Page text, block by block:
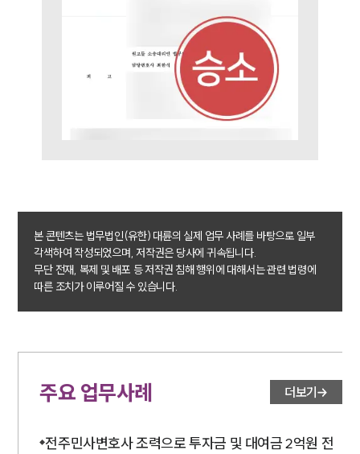
뉴스레터/브로슈어
세미나
대륜법률상담예약
대륜법률상담예약
본 콘텐츠는 법무법인(유한) 대륜의 실제 업무 사례를 바탕으로 일부
각색하여 작성되었으며, 저작권은 당사에 귀속됩니다.
무단 전재, 복제 및 배포 등 저작권 침해 행위에 대해서는 관련 법령에
따른 조치가 이루어질 수 있습니다.
주요 업무사례 더보기
전주민사변호사 조력으로 투자금 및 대여금 2억원 전